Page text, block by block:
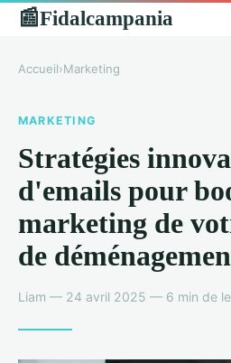
📰Fidalcampania
Accueil›Marketing
MARKETING
Stratégies
d'emails pour
marketing de
de
Liam — 24 avril 2025 — 6 min de